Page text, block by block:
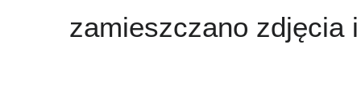
zamieszczano zdjęcia